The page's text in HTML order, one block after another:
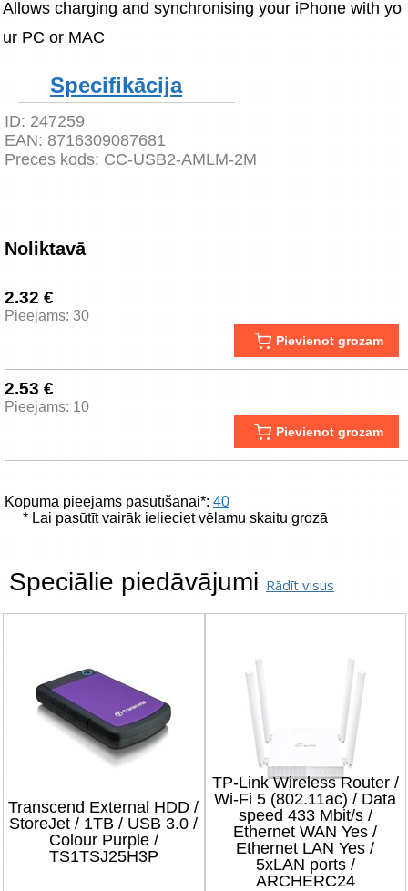
Allows charging and synchronising your iPhone with yo
ur PC or MAC
Specifikācija
ID: 247259
EAN: 8716309087681
Preces kods: CC-USB2-AMLM-2M
Noliktavā
2.32 €
Pieejams: 30
Pievienot grozam
2.53 €
Pieejams: 10
Pievienot grozam
Kopumā pieejams pasūtīšanai*: 40
* Lai pasūtīt vairāk ielieciet vēlamu skaitu grozā
Speciālie piedāvājumi Rādīt visus
Transcend External HDD /
StoreJet / 1TB / USB 3.0 /
Colour Purple /
TS1TSJ25H3P
TP-Link Wireless Router /
Wi-Fi 5 (802.11ac) / Data
speed 433 Mbit/s /
Ethernet WAN Yes /
Ethernet LAN Yes /
5xLAN ports /
ARCHERC24